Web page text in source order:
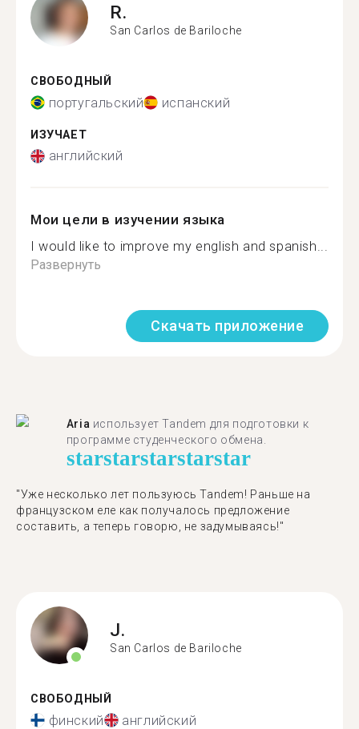
R.
San Carlos de Bariloche
СВОБОДНЫЙ
португальский испанский
ИЗУЧАЕТ
английский
Мои цели в изучении языка
I would like to improve my english and spanish...
Развернуть
Скачать приложение
Aria использует Tandem для подготовки к
программе студенческого обмена.
starstarstarstarstar
"​​Уже несколько лет пользуюсь Tandem! Раньше на
французском еле как получалось предложение
составить, а теперь говорю, не задумываясь!"
J.
San Carlos de Bariloche
СВОБОДНЫЙ
финский английский